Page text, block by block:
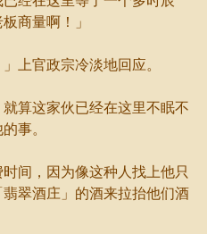
商量啊！」
官政宗冷淡地回应。
算这家伙已经在这里不眠不
事。
，因为像这种人找上他只
翠酒庄」的酒来拉抬他们酒